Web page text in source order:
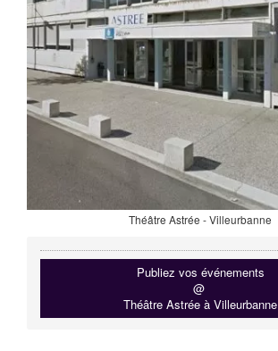
Théâtre Astrée - Villeurbanne
Publiez vos événements
@
Théâtre Astrée à Villeurbanne